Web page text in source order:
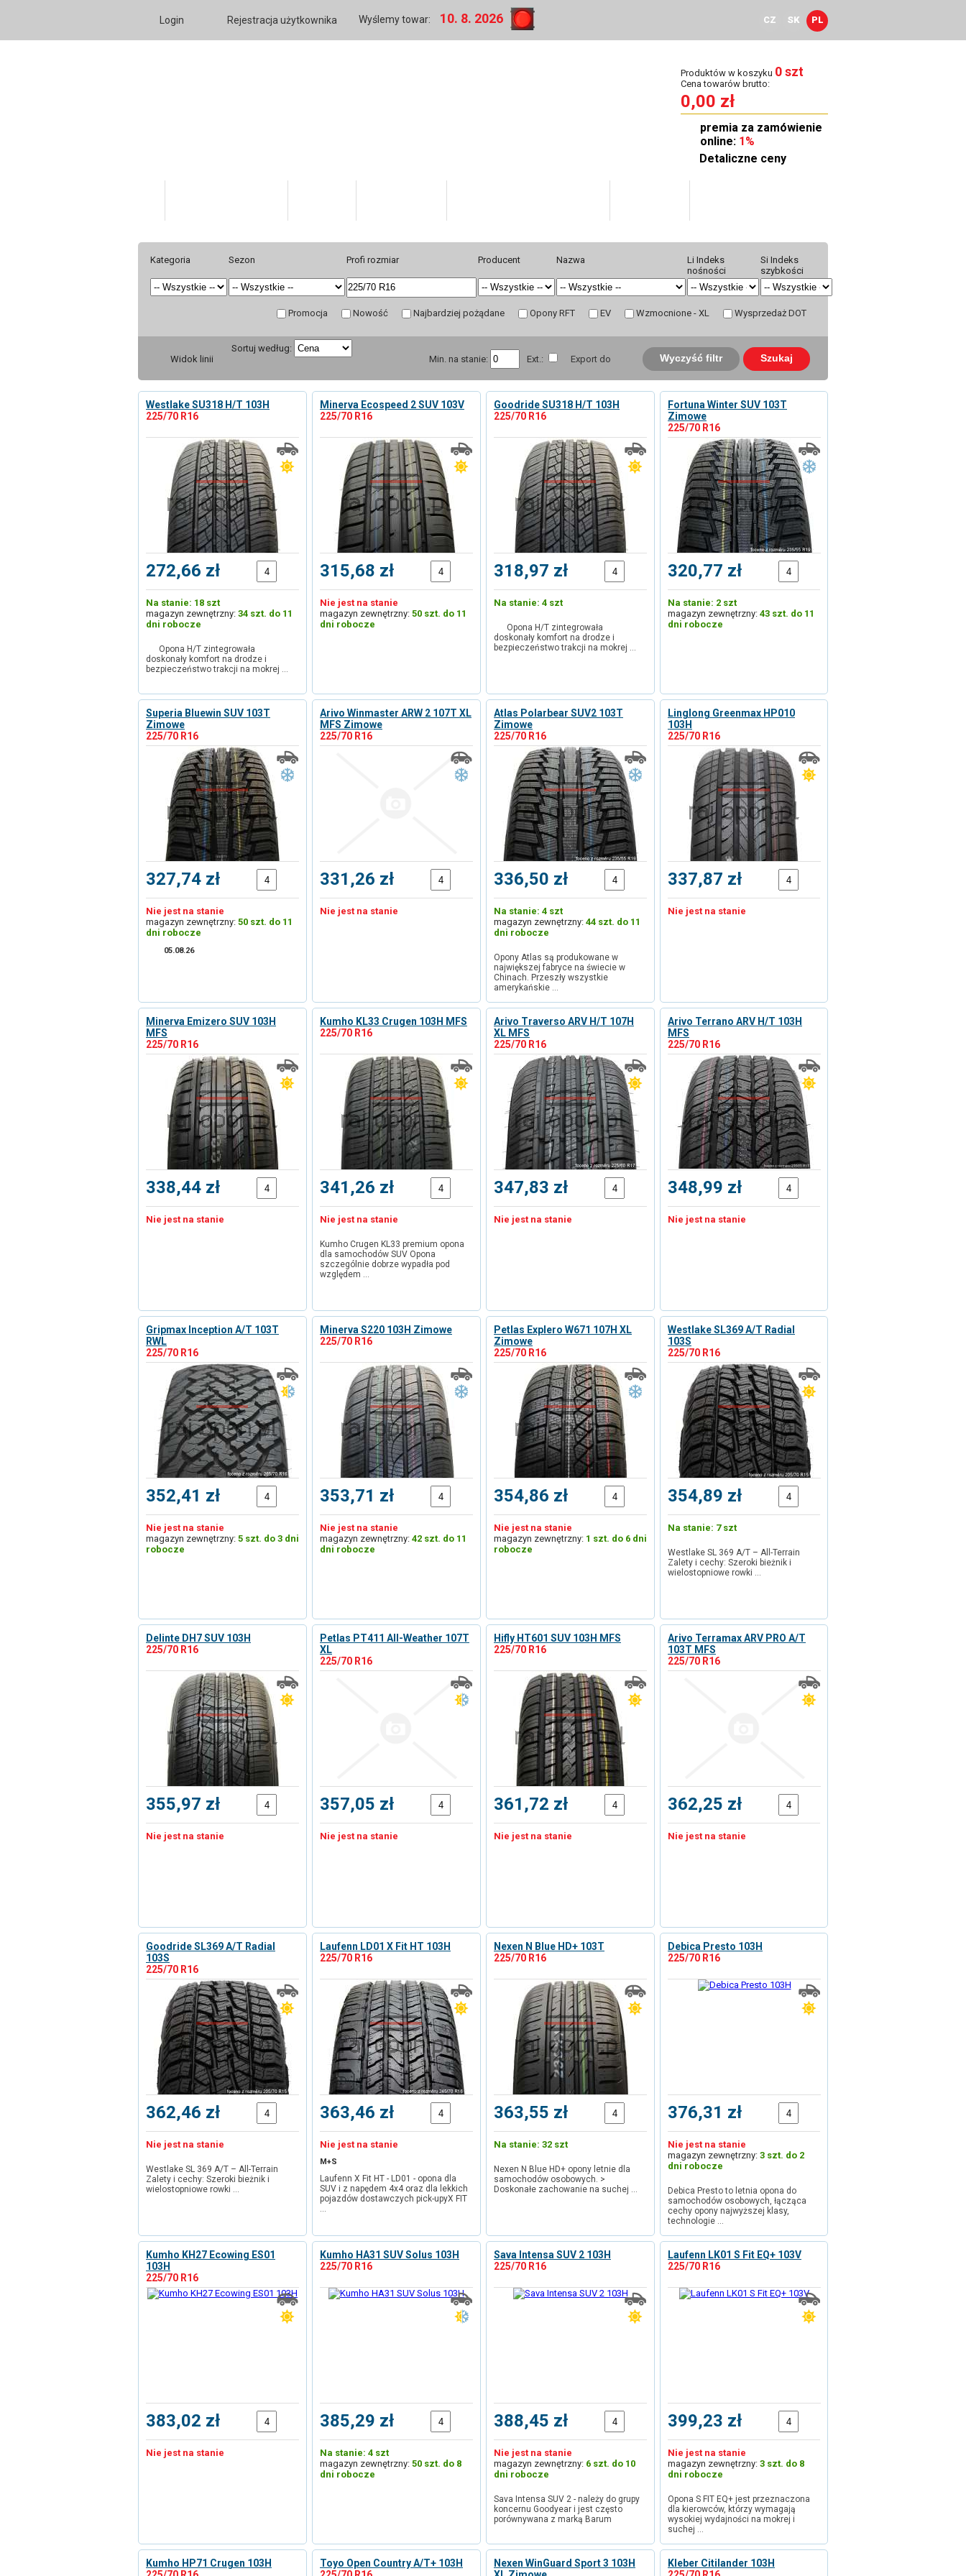
Login Rejestracja użytkownika Wyślemy towar: 10. 8. 2026 CZ SK PL
Produktów w koszyku 0 szt
Cena towarów brutto:
0,00 zł
premia za zamówienie
online: 1%
Detaliczne ceny
Kategoria Sezon Profi rozmiar Producent Nazwa
Li Indeks
nośności
Si Indeks
szybkości
Promocja Nowość Najbardziej pożądane Opony RFT EV Wzmocnione - XL Wysprzedaż DOT
Szukaj
Wyczyść filtr
Export do
Ext.:
Min. na stanie:
Widok linii
Sortuj według:
Westlake SU318 H/T 103H
225/70 R16
272,66 zł
Na stanie: 18 szt
magazyn zewnętrzny: 34 szt. do 11
dni robocze
Opona H/T zintegrowała
doskonały komfort na drodze i
bezpieczeństwo trakcji na mokrej …
Minerva Ecospeed 2 SUV 103V
225/70 R16
315,68 zł
Nie jest na stanie
magazyn zewnętrzny: 50 szt. do 11
dni robocze
Goodride SU318 H/T 103H
225/70 R16
318,97 zł
Na stanie: 4 szt
Opona H/T zintegrowała
doskonały komfort na drodze i
bezpieczeństwo trakcji na mokrej …
Fortuna Winter SUV 103T
Zimowe
225/70 R16
320,77 zł
Na stanie: 2 szt
magazyn zewnętrzny: 43 szt. do 11
dni robocze
Superia Bluewin SUV 103T
Zimowe
225/70 R16
327,74 zł
Nie jest na stanie
magazyn zewnętrzny: 50 szt. do 11
dni robocze
05.08.26
Arivo Winmaster ARW 2 107T XL
MFS Zimowe
225/70 R16
331,26 zł
Nie jest na stanie
Atlas Polarbear SUV2 103T
Zimowe
225/70 R16
336,50 zł
Na stanie: 4 szt
magazyn zewnętrzny: 44 szt. do 11
dni robocze
Opony Atlas są produkowane w
największej fabryce na świecie w
Chinach. Przeszły wszystkie
amerykańskie …
Linglong Greenmax HP010
103H
225/70 R16
337,87 zł
Nie jest na stanie
Minerva Emizero SUV 103H
MFS
225/70 R16
338,44 zł
Nie jest na stanie
Kumho KL33 Crugen 103H MFS
225/70 R16
341,26 zł
Nie jest na stanie
Kumho Crugen KL33 premium opona
dla samochodów SUV Opona
szczególnie dobrze wypadła pod
względem …
Arivo Traverso ARV H/T 107H
XL MFS
225/70 R16
347,83 zł
Nie jest na stanie
Arivo Terrano ARV H/T 103H
MFS
225/70 R16
348,99 zł
Nie jest na stanie
Gripmax Inception A/T 103T
RWL
225/70 R16
352,41 zł
Nie jest na stanie
magazyn zewnętrzny: 5 szt. do 3 dni
robocze
Minerva S220 103H Zimowe
225/70 R16
353,71 zł
Nie jest na stanie
magazyn zewnętrzny: 42 szt. do 11
dni robocze
Petlas Explero W671 107H XL
Zimowe
225/70 R16
354,86 zł
Nie jest na stanie
magazyn zewnętrzny: 1 szt. do 6 dni
robocze
Westlake SL369 A/T Radial
103S
225/70 R16
354,89 zł
Na stanie: 7 szt
Westlake SL 369 A/T – All-Terrain
Zalety i cechy: Szeroki bieżnik i
wielostopniowe rowki …
Delinte DH7 SUV 103H
225/70 R16
355,97 zł
Nie jest na stanie
Petlas PT411 All-Weather 107T
XL
225/70 R16
357,05 zł
Nie jest na stanie
Hifly HT601 SUV 103H MFS
225/70 R16
361,72 zł
Nie jest na stanie
Arivo Terramax ARV PRO A/T
103T MFS
225/70 R16
362,25 zł
Nie jest na stanie
Goodride SL369 A/T Radial
103S
225/70 R16
362,46 zł
Nie jest na stanie
Westlake SL 369 A/T – All-Terrain
Zalety i cechy: Szeroki bieżnik i
wielostopniowe rowki …
Laufenn LD01 X Fit HT 103H
225/70 R16
363,46 zł
Nie jest na stanie
M+S
Laufenn X Fit HT - LD01 - opona dla
SUV i z napędem 4x4 oraz dla lekkich
pojazdów dostawczych pick-upyX FIT
…
Nexen N Blue HD+ 103T
225/70 R16
363,55 zł
Na stanie: 32 szt
Nexen N Blue HD+ opony letnie dla
samochodów osobowych. >
Doskonałe zachowanie na suchej …
Debica Presto 103H
225/70 R16
376,31 zł
Nie jest na stanie
magazyn zewnętrzny: 3 szt. do 2
dni robocze
Debica Presto to letnia opona do
samochodów osobowych, łącząca
cechy opony najwyższej klasy,
technologie …
Kumho KH27 Ecowing ES01
103H
225/70 R16
383,02 zł
Nie jest na stanie
Kumho HA31 SUV Solus 103H
225/70 R16
385,29 zł
Na stanie: 4 szt
magazyn zewnętrzny: 50 szt. do 8
dni robocze
Sava Intensa SUV 2 103H
225/70 R16
388,45 zł
Nie jest na stanie
magazyn zewnętrzny: 6 szt. do 10
dni robocze
Sava Intensa SUV 2 - należy do grupy
koncernu Goodyear i jest często
porównywana z marką Barum
Laufenn LK01 S Fit EQ+ 103V
225/70 R16
399,23 zł
Nie jest na stanie
magazyn zewnętrzny: 3 szt. do 8
dni robocze
Opona S FIT EQ+ jest przeznaczona
dla kierowców, którzy wymagają
wysokiej wydajności na mokrej i
suchej …
Kumho HP71 Crugen 103H
Toyo Open Country A/T+ 103H
Nexen WinGuard Sport 3 103H
Kleber Citilander 103H